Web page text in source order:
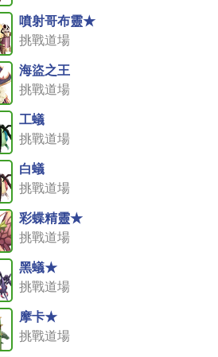
噴射哥布靈★
挑戰道場
海盜之王
挑戰道場
工蟻
挑戰道場
白蟻
挑戰道場
彩蝶精靈★
挑戰道場
黑蟻★
挑戰道場
摩卡★
挑戰道場